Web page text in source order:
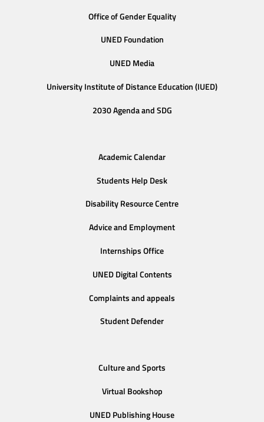
Office of Gender Equality
UNED Foundation
UNED Media
University Institute of Distance Education (IUED)
2030 Agenda and SDG
Academic Calendar
Students Help Desk
Disability Resource Centre
Advice and Employment
Internships Office
UNED Digital Contents
Complaints and appeals
Student Defender
Culture and Sports
Virtual Bookshop
UNED Publishing House